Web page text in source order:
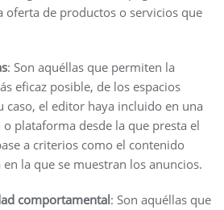
oferta de productos o servicios que
: Son aquéllas que permiten la
eficaz posible, de los espacios
caso, el editor haya incluido en una
plataforma desde la que presta el
a criterios como el contenido
la que se muestran los anuncios.
comportamental: Son aquéllas que